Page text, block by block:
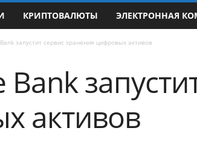
КРИПТОВАЛЮТЫ ЭЛЕКТРОННАЯ
запустит сервис хранения цифровых активов
Bank
активов